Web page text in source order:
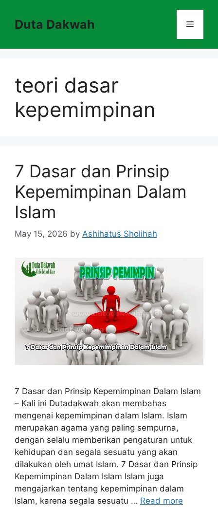
contentDuta Dakwah Menu
teori dasar
kepemimpinan
7 Dasar dan Prinsip
Kepemimpinan Dalam
Islam
May 15, 2026 by Ashihatus Sholihah
7 Dasar dan Prinsip Kepemimpinan Dalam Islam
– Kali ini Dutadakwah akan membahas
mengenai kepemimpinan dalam Islam. Islam
merupakan agama yang paling sempurna,
dengan selalu memberikan pengaturan untuk
kehidupan dan segala sesuatu yang akan
dilakukan oleh umat Islam. 7 Dasar dan Prinsip
Kepemimpinan Dalam Islam Islam juga
mengajarkan tentang kepemimpinan dalam
Islam, karena segala sesuatu … Read more